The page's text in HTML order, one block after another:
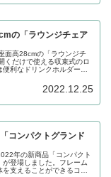
の「ラウンジチェア
面高28cmの「ラウンジチ
くだけで使える収束式のロ
利なドリンクホルダー、
2022.12.25
コンパクトグランド
年の新商品「コンパクト
登場しました。フレーム
支えることができるコン